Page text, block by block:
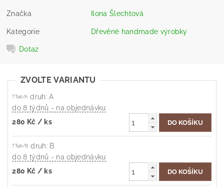
Značka Ilona Šlechtová
Kategorie Dřevěné handmade výrobky
Dotaz
ZVOLTE VARIANTU
TT98/A druh: A
do 8 týdnů - na objednávku
280 Kč / ks
TT98/B druh: B
do 8 týdnů - na objednávku
280 Kč / ks